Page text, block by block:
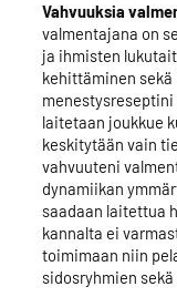
Vahvuuksia
valmentajana on
ja ihmisten
kehittäminen
laitetaan joukkue
keskitytään vain
vahvuuteni
dynamiikan
saadaan laitettua
kannalta ei
toimimaan niin
sidosryhmien